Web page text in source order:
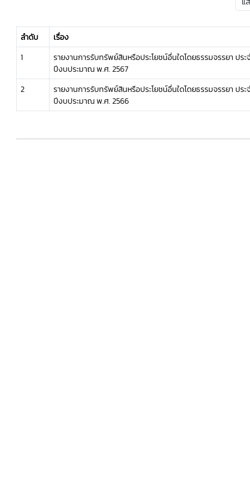
ลำดับ เรื่อง
1
รายงานการรับทรัพย์สินหรือประโยชน์อื่นใดโดยธรรมจรรยา ประ
ปีงบประมาณ พ.ศ. 2567
2
รายงานการรับทรัพย์สินหรือประโยชน์อื่นใดโดยธรรมจรรยา ประ
ปีงบประมาณ พ.ศ. 2566